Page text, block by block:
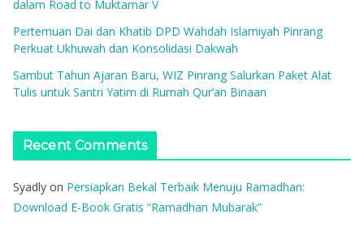
dalam Road to Muktamar V
Pertemuan Dai dan Khatib DPD Wahdah Islamiyah Pinrang
Perkuat Ukhuwah dan Konsolidasi Dakwah
Sambut Tahun Ajaran Baru, WIZ Pinrang Salurkan Paket Alat
Tulis untuk Santri Yatim di Rumah Qur’an Binaan
Recent Comments
Syadly on Persiapkan Bekal Terbaik Menuju Ramadhan:
Download E-Book Gratis “Ramadhan Mubarak”